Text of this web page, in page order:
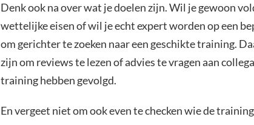
Denk ook na over wat je doelen zijn. Wil je gewoon
wettelijke eisen of wil je echt expert worden op een
om gerichter te zoeken naar een geschikte training.
zijn om reviews te lezen of advies te vragen aan
training hebben gevolgd.
En vergeet niet om ook even te checken wie de